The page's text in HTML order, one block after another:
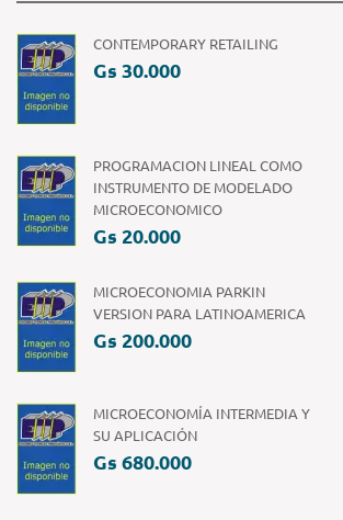
CONTEMPORARY RETAILING
Gs 30.000
PROGRAMACION LINEAL COMO
INSTRUMENTO DE MODELADO
MICROECONOMICO
Gs 20.000
MICROECONOMIA PARKIN
VERSION PARA LATINOAMERICA
Gs 200.000
MICROECONOMÍA INTERMEDIA Y
SU APLICACIÓN
Gs 680.000